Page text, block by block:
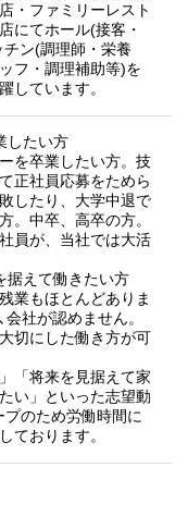
・ファミリーレスト
にてホール(接客・
ン(調理師・栄養
フ・調理補助等)を
しています。
したい方
を卒業したい方。技
正社員応募をためら
したり、大学中退で
。中卒、高卒の方。
員が、当社では大活
据えて働きたい方
業もほとんどありま
社が認めません。
切にした働き方が可
「将来を見据えて家
い」といった志望動
のため労働時間に
ております。